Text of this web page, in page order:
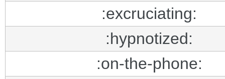
:excruciating:
:hypnotized:
:on-the-phone: